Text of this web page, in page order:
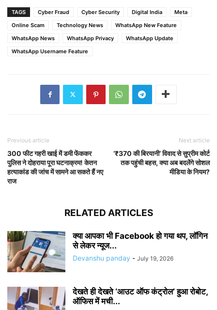
TAGS Cyber Fraud Cyber Security Digital India
Meta
Online Scam
Technology News
WhatsApp New Feature
WhatsApp News
WhatsApp Privacy
WhatsApp Update
WhatsApp Username Feature
Previous article
300 फीट गहरी खाई में डमी फेंककर
पुलिस ने दोहराया पूरा घटनाक्रम! केतन
हत्याकांड की जांच में सामने आ सकते हैं नए
राज
Next article
‘₹370 की बिरयानी’ विवाद से सुप्रीम कोर्ट
तक पहुंची बहस, क्या अब बदलेंगे सोशल
मीडिया के नियम?
RELATED ARTICLES
क्या आपका भी Facebook हो गया थप, लॉगिन
से लेकर न्यूज...
Devanshu panday - July 19, 2026
देखते ही देखते ‘आउट ऑफ कंट्रोल’ हुआ रोबोट,
ऑफिस में मची...